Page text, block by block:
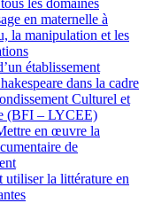
les domaines
en maternelle à
la manipulation et les
établissement
dans la cadre
Culturel et
(BFI – LYCEE)
en œuvre la
de
utiliser la littérature en